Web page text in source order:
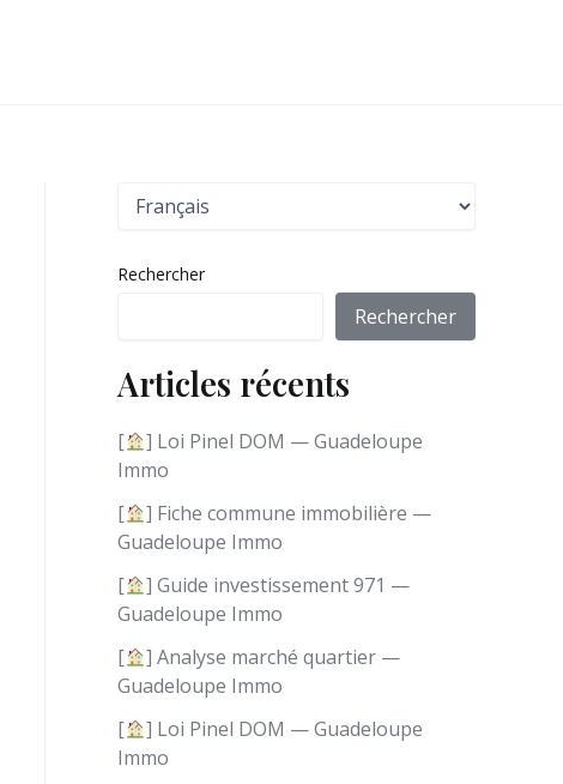
i
s
n
l
a
n
g
u
e
Rechercher
Rechercher
Articles récents
[
] Loi Pinel DOM — Guadeloupe
Immo
[
] Fiche commune immobilière —
Guadeloupe Immo
[
] Guide investissement 971 —
Guadeloupe Immo
[
] Analyse marché quartier —
Guadeloupe Immo
[
] Loi Pinel DOM — Guadeloupe
Immo